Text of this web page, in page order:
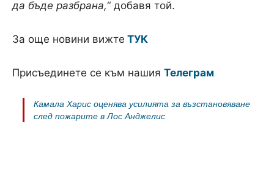
да бъде разбрана,“ добавя той.
За още новини вижте ТУК
Присъединете се към нашия Телеграм
Камала Харис оценява усилията за възстановяване
след пожарите в Лос Анджелис